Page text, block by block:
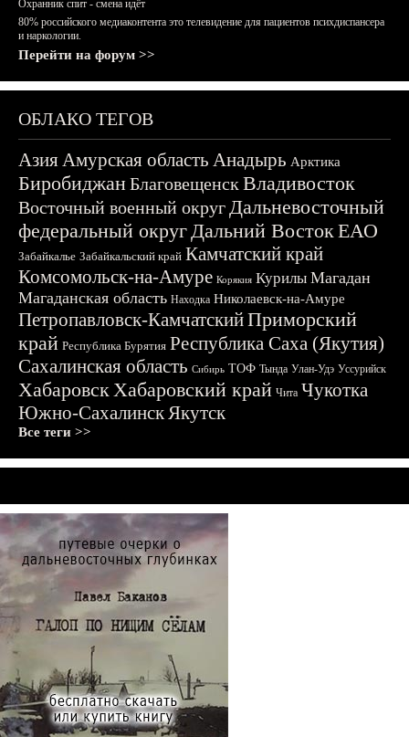
Охранник спит - смена идёт
80% российского медиаконтента это телевидение для пациентов психдиспансера
и наркологии.
Перейти на форум >>
ОБЛАКО ТЕГОВ
АзияАмурская область Анадырь Арктика
БиробиджанБлаговещенскВладивосток
Восточный военный округДальневосточный
федеральный округДальний ВостокЕАО
Забайкалье Забайкальский край Камчатский край
Комсомольск-на-Амуре Корякия Курилы Магадан
Магаданская область Находка Николаевск-на-Амуре
Петропавловск-КамчатскийПриморский
край Республика Бурятия Республика Саха (Якутия)
Сахалинская область Сибирь ТОФ Тында Улан-Удэ Уссурийск
ХабаровскХабаровский край Чита Чукотка
Южно-СахалинскЯкутск
Все теги >>